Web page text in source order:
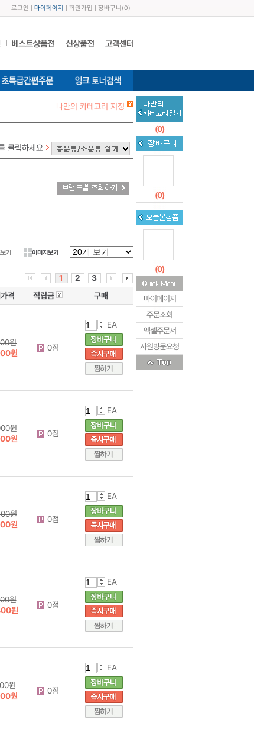
로그인 마이페이지 회원가입 장바구니 (0)
나만의 카테고리 지정
클릭하세요
기 이미지보기
1 2
3
격 적립금 구매
원
원
0점
EA
원
원
0점
EA
원
원
0점
EA
원
원
0점
EA
원
원
0점
EA
(0)
(0)
(0)
마이페이지
주문조회
엑셀주문서
사원방문요청